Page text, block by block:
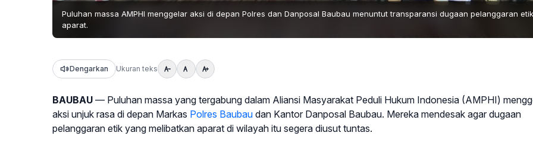
Puluhan massa AMPHI menggelar aksi di depan Polres dan Danposal Baubau menuntut transparansi dugaan pelanggaran etik
aparat.
Dengarkan Ukuran teks
BAUBAU — Puluhan massa yang tergabung dalam Aliansi Masyarakat Peduli Hukum Indonesia (AMPHI)
aksi unjuk rasa di depan Markas Polres Baubau dan Kantor Danposal Baubau. Mereka mendesak agar dugaan
pelanggaran etik yang melibatkan aparat di wilayah itu segera diusut tuntas.